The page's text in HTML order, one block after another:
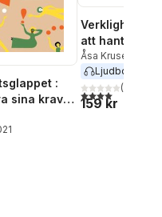
:
sina krav
att hantera
och
Åsa Kruse
Ljudbok
4,0utav 5(
159 kr